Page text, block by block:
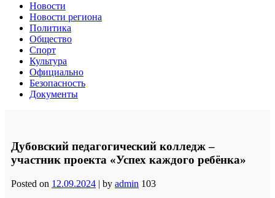
Новости
Новости региона
Политика
Общество
Спорт
Культура
Официально
Безопасность
Документы
Дубовский педагогический колледж –
участник проекта «Успех каждого ребёнка»
Posted on 12.09.2024 | by admin 103